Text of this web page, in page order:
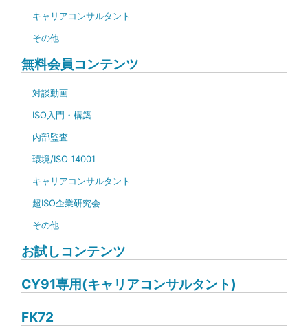
キャリアコンサルタント
その他
無料会員コンテンツ
対談動画
ISO入門・構築
内部監査
環境/ISO 14001
キャリアコンサルタント
超ISO企業研究会
その他
お試しコンテンツ
CY91専用(キャリアコンサルタント)
FK72